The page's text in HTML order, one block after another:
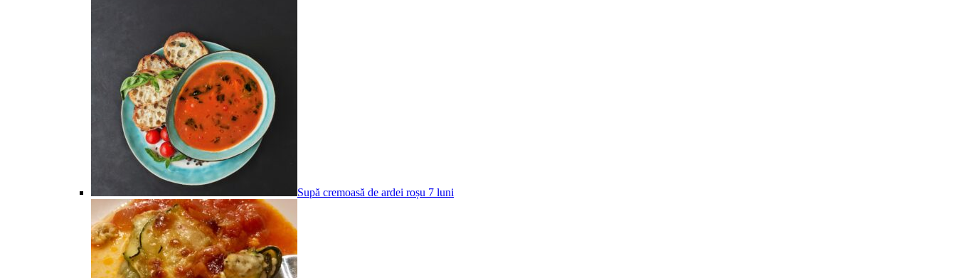
Supă cremoasă de ardei roșu 7 luni